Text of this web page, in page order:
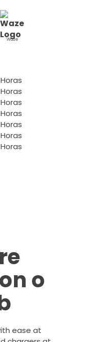
Waze
o
ease at